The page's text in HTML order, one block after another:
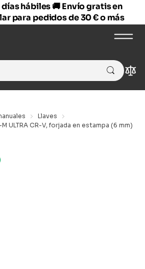
días hábiles 🚚 Envío gratis en
para pedidos de 30 € o más
Llaves
ULTRA CR-V, forjada en estampa (6 mm)